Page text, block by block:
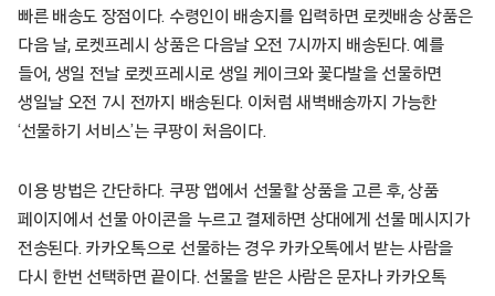
빠른 배송도 장점이다. 수령인이 배송지를 입력하면 로켓배송 상품은
다음 날, 로켓프레시 상품은 다음날 오전 7시까지 배송된다. 예를
들어, 생일 전날 로켓프레시로 생일 케이크와 꽃다발을 선물하면
생일날 오전 7시 전까지 배송된다. 이처럼 새벽배송까지 가능한
‘선물하기 서비스’는 쿠팡이 처음이다.
이용 방법은 간단하다. 쿠팡 앱에서 선물할 상품을 고른 후, 상품
페이지에서 선물 아이콘을 누르고 결제하면 상대에게 선물 메시지가
전송된다. 카카오톡으로 선물하는 경우 카카오톡에서 받는 사람을
다시 한번 선택하면 끝이다. 선물을 받은 사람은 문자나 카카오톡